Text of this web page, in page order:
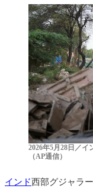
2026年5月28日／イ
（AP通信）
インド西部グジャラ